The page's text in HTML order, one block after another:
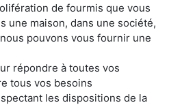
de fourmis que vous
une maison, dans une société,
pouvons vous fournir une
répondre à toutes vos
tous vos besoins
les dispositions de la